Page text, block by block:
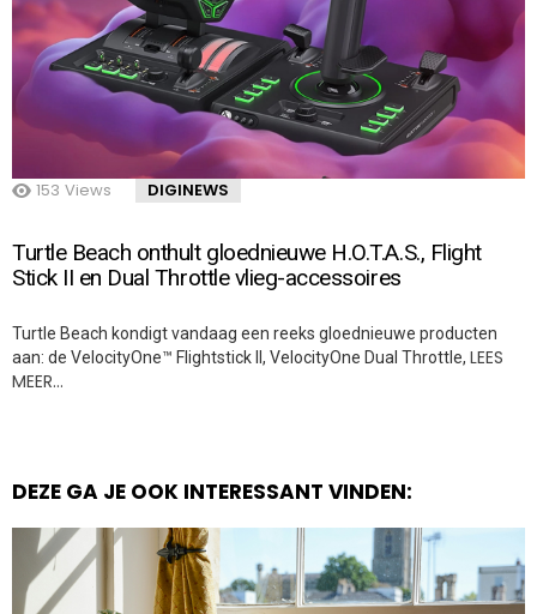
153 Views DIGINEWS
Turtle Beach onthult gloednieuwe H.O.T.A.S., Flight
Stick II en Dual Throttle vlieg-accessoires
Turtle Beach kondigt vandaag een reeks gloednieuwe producten
aan: de VelocityOne™ Flightstick II, VelocityOne Dual Throttle, LEES
MEER…
DEZE GA JE OOK INTERESSANT VINDEN: